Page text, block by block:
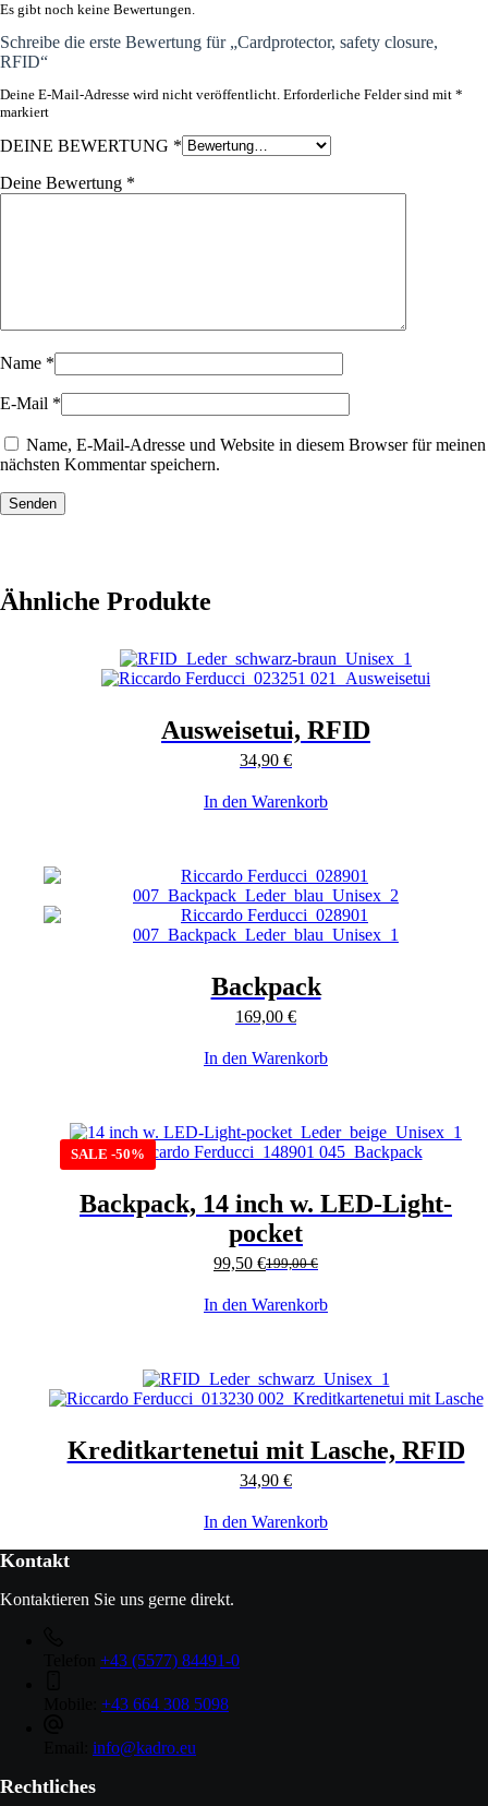
Es gibt noch keine Bewertungen.
Schreibe die erste Bewertung für „Cardprotector, safety closure,
RFID“
Deine E-Mail-Adresse wird nicht veröffentlicht. Erforderliche Felder sind mit *
markiert
DEINE BEWERTUNG *
Deine Bewertung *
Name *
E-Mail *
Name, E-Mail-Adresse und Website in diesem Browser für meinen
nächsten Kommentar speichern.
Senden
Ähnliche Produkte
Ausweisetui, RFID
34,90 €
In den Warenkorb
Backpack
169,00 €
In den Warenkorb
SALE -50%
Backpack, 14 inch w. LED-Light-
pocket
199,00€
99,50 €
In den Warenkorb
Kreditkartenetui mit Lasche, RFID
34,90 €
In den Warenkorb
Kontakt
Kontaktieren Sie uns gerne direkt.
+43 (5577) 84491-0
+43 664 308 5098
info@kadro.eu
Rechtliches